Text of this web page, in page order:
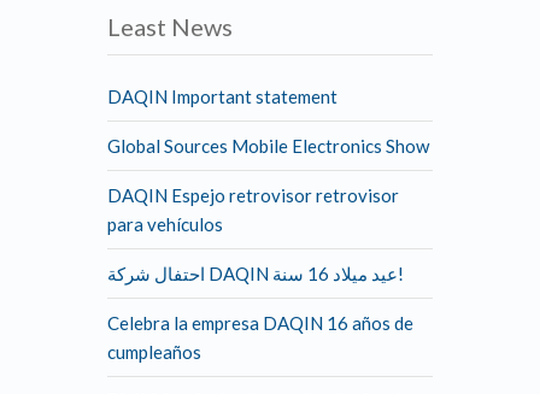
Least News
DAQIN Important statement
Global Sources Mobile Electronics Show
DAQIN Espejo retrovisor retrovisor
para vehículos
احتفال شركة DAQIN عيد ميلاد 16 سنة!
Celebra la empresa DAQIN 16 años de
cumpleaños